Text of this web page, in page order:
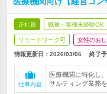
正社員 職種・業種未経験OK
リモートワーク可 女性のお
情報更新日：2026/03/06 終了予
仕事内容
医療機関に特化し
サルティング業務